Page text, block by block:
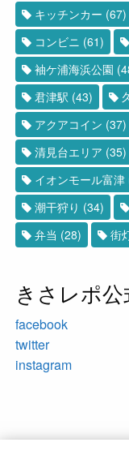
キッチンカー (67)
コンビニ (61)
袖ケ浦海浜公園
君津駅 (43)
アクアコイン (37)
清見台エリア (35)
イオンモール富津
潮干狩り (34)
弁当 (28) 街
きさレポ
facebook
twitter
instagram